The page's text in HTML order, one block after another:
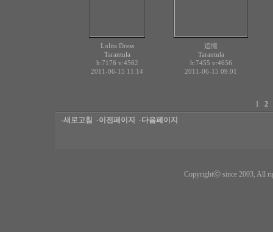
Lolita Dress
Tarantula
h:7176 v:4562
2011-06-15 11:14
追憶
Tarantula
h:7455 v:4656
2011-06-15 09:01
1 2
-새로고침
-이전페이지 -다음페이지
Copyrightⓒ since 2003, All